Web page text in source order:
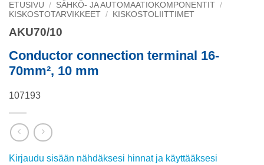
ETUSIVU / SÄHKÖ- JA AUTOMAATIOKOMPONENTIT /
KISKOSTOTARVIKKEET / KISKOSTOLIITTIMET
AKU70/10
Conductor connection terminal 16-
70mm², 10 mm
107193
Kirjaudu sisään nähdäksesi hinnat ja käyttääksesi